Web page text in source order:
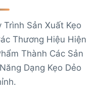
Trình Sản Xuất Kẹo
Thương Hiệu Hiện
Thành Các Sản
Dạng Kẹo Dẻo